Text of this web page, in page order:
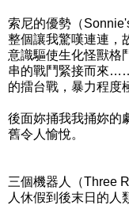
索尼的優勢（
整個讓我驚嘆連連，
意識驅使生化怪獸格
串的戰鬥緊接而來
的擂台戰，暴力程度
後面妳捅我我捅妳的
舊令人愉悅。
三個機器人（Three
人休假到後末日的人